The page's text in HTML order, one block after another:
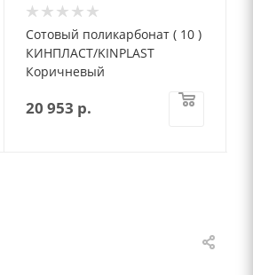
Сотовый поликарбонат ( 10 )
КИНПЛАСТ/KINPLAST
Коричневый
20 953 р.